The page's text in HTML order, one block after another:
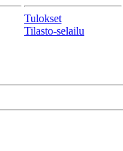
Tulokset
Tilasto-selailu